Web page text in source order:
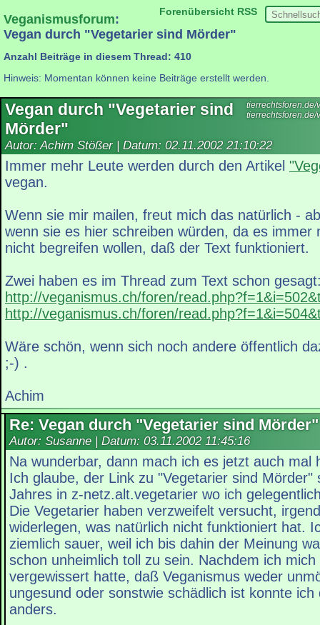
Forenübersicht RSS
Veganismusforum:
Vegan durch "Vegetarier sind Mörder"
Anzahl Beiträge in diesem Thread: 410
Hinweis: Momentan können keine Beiträge erstellt werden.
tierrechtsforen.de/
Vegan durch "Vegetarier sind
Mörder"
Autor: Achim Stößer | Datum: 02.11.2002 21:10:22
Immer mehr Leute werden durch den Artikel
vegan.
Wenn sie mir mailen, freut mich das natürlich -
wenn sie es hier schreiben würden, da es immer
nicht begreifen wollen, daß der Text funktioniert.
Zwei haben es im Thread zum Text schon
http://veganismus.ch/foren/
http://veganismus.ch/foren/
Wäre schön, wenn sich noch andere öffentlich
;-) .
Achim
Re: Vegan durch "Vegetarier sind Mörder"
Autor: Susanne | Datum: 03.11.2002 11:45:16
Na wunderbar, dann mach ich es jetzt auch mal
Ich glaube, der Link zu "Vegetarier sind Mörder"
Jahres in z-netz.alt.vegetarier wo ich
Die Vegetarier haben verzweifelt versucht,
widerlegen, was natürlich nicht funktioniert hat.
ziemlich sauer, weil ich bis dahin der Meinung
schon unheimlich toll zu sein. Nachdem ich
vergewissert hatte, daß Veganismus weder
ungesund oder sonstwie schädlich ist konnte
anders.